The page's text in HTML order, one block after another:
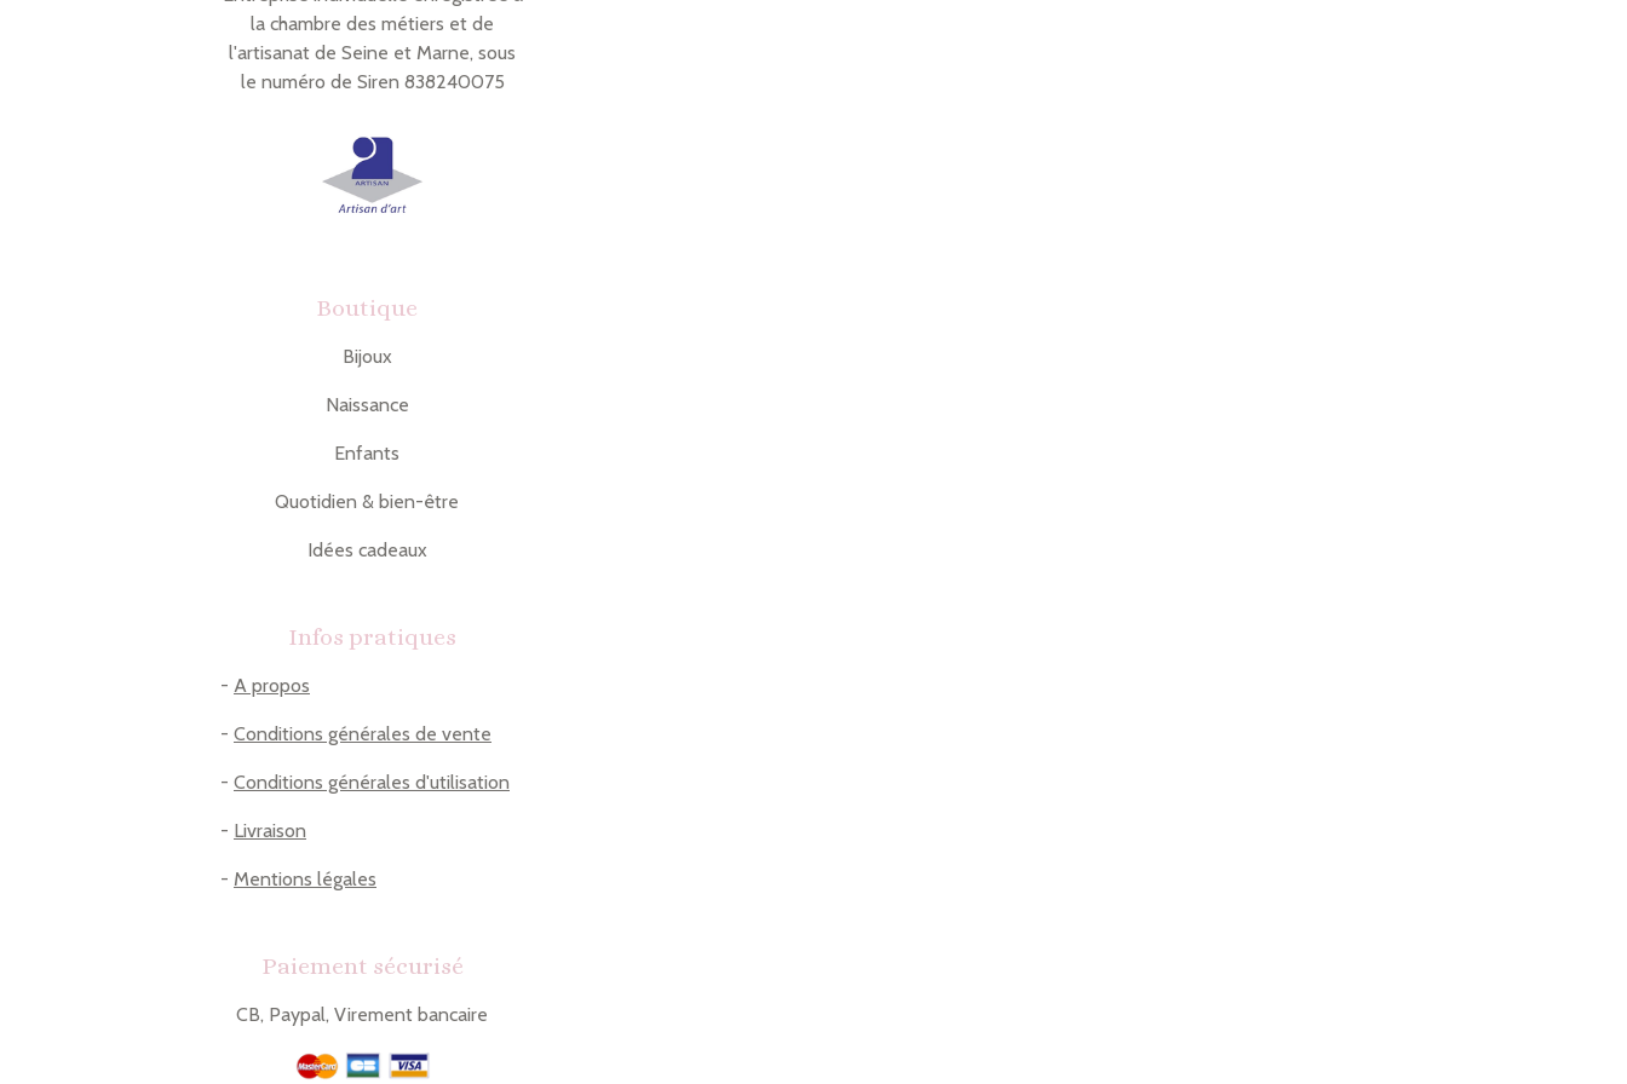
la chambre des métiers et de
l'artisanat de Seine et Marne, sous
le numéro de Siren 838240075
Boutique
Bijoux
Naissance
Enfants
Quotidien & bien-être
Idées cadeaux
Infos pratiques
- A propos
- Conditions générales de vente
- Conditions générales d'utilisation
- Livraison
- Mentions légales
Paiement sécurisé
CB, Paypal, Virement bancaire